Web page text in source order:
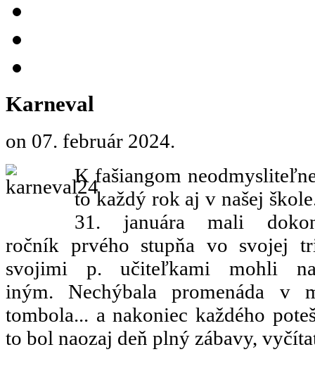
Karneval
on 07. február 2024.
K fašiangom
to každý rok aj v našej
31. januára mali
ročník prvého stupňa vo svojej
svojimi p. učiteľkami mohli
iným. Nechýbala promenáda v
tombola... a nakoniec každého
to bol naozaj deň plný zábavy,